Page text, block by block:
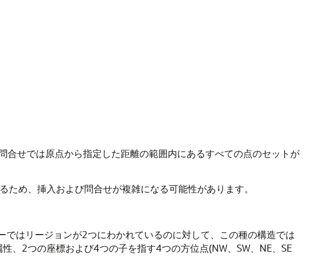
せでは原点から指定した距離の範囲内にあるすべての点のセットが
ため、挿入および問合せが複雑になる可能性があります。
はリージョンが2つにわかれているのに対して、この種の構造では
、2つの座標および4つの子を指す4つの方位点(NW、SW、NE、SE